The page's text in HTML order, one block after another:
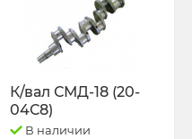
К/вал СМД-18 (20-
04С8)
В наличии